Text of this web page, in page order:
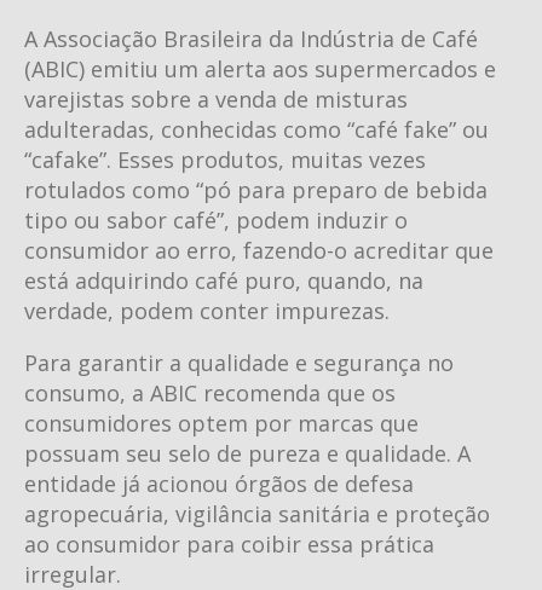
A Associação Brasileira da Indústria de Café
(ABIC) emitiu um alerta aos supermercados e
varejistas sobre a venda de misturas
adulteradas, conhecidas como “café fake” ou
“cafake”. Esses produtos, muitas vezes
rotulados como “pó para preparo de bebida
tipo ou sabor café”, podem induzir o
consumidor ao erro, fazendo-o acreditar que
está adquirindo café puro, quando, na
verdade, podem conter impurezas.
Para garantir a qualidade e segurança no
consumo, a ABIC recomenda que os
consumidores optem por marcas que
possuam seu selo de pureza e qualidade. A
entidade já acionou órgãos de defesa
agropecuária, vigilância sanitária e proteção
ao consumidor para coibir essa prática
irregular.